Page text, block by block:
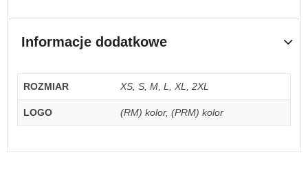
Informacje dodatkowe
ROZMIAR XS, S, M, L, XL, 2XL
LOGO (RM) kolor, (PRM) kolor